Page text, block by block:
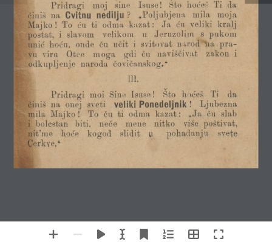
ДИГИТАЛНА
БИЛИОТЕКА